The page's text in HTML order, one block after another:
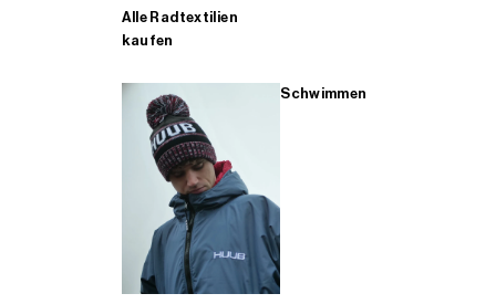
Alle Radtextilien
kaufen
Schwimmen